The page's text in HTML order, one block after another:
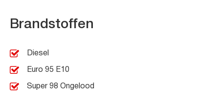
Brandstoffen
Diesel
Euro 95 E10
Super 98 Ongelood